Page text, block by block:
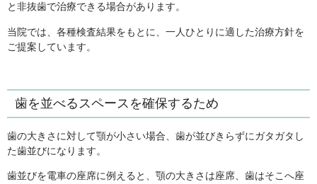
と非抜歯で治療できる場合があります。
当院では、各種検査結果をもとに、一人ひとりに適した治療方針を
ご提案しています。
歯を並べるスペースを確保するため
歯の大きさに対して顎が小さい場合、歯が並びきらずにガタガタし
た歯並びになります。
歯並びを電車の座席に例えると、顎の大きさは座席、歯はそこへ座